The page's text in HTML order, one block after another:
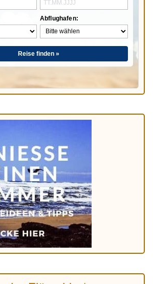
Abflughafen:
Reise finden »